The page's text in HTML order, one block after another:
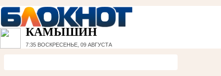
КАМЫШИН
7:35 ВОСКРЕСЕНЬЕ, 09 АВГУСТА